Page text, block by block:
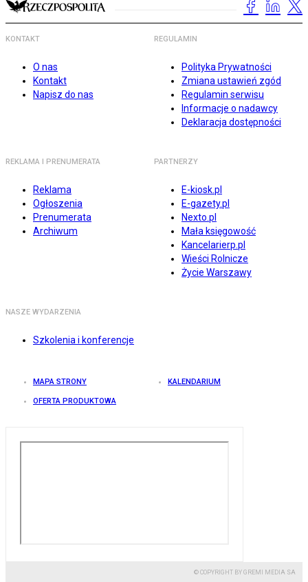
KONTAKT
O nas
Kontakt
Napisz do nas
REGULAMIN
Polityka Prywatności
Zmiana ustawień zgód
Regulamin serwisu
Informacje o nadawcy
Deklaracja dostępności
REKLAMA I PRENUMERATA
Reklama
Ogłoszenia
Prenumerata
Archiwum
PARTNERZY
E-kiosk.pl
E-gazety.pl
Nexto.pl
Mała księgowość
Kancelarierp.pl
Wieści Rolnicze
Życie Warszawy
NASZE WYDARZENIA
Szkolenia i konferencje
MAPA STRONY KALENDARIUM
OFERTA PRODUKTOWA
© COPYRIGHT BY GREMI MEDIA SA